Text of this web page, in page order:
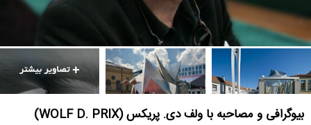
بیوگرافی و مصاحبه با ولف دی. پریکس (WOLF D. PRIX)